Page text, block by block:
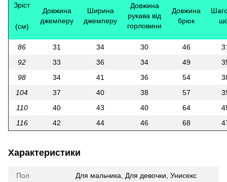
Зріст
(см)
Довжина
джемперу
Ширина
джемперу
Довжина
рукава від
горловини
Довжина
брюк
86 31 34 30 46
92
33 36 34 49
98
34 41 36 54
104
37 40 38 57
110
40 43 40 64
116
42 44 46 68
Характеристики
Пол Для мальчика Для девочки Унисекс